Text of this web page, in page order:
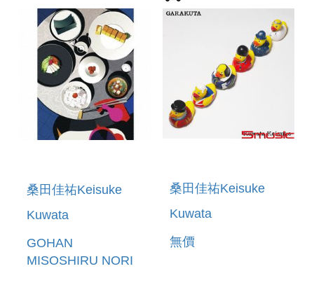
桑田佳祐Keisuke
Kuwata
GOHAN
MISOSHIRU NORI
桑田佳祐Keisuke
Kuwata
無價